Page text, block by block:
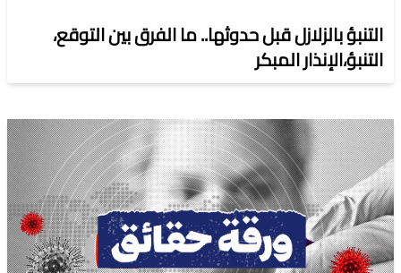
التنبؤ بالزلازل قبل حدوثها.. ما الفرق بين التوقع،
التنبؤ،الإنذار المبكر